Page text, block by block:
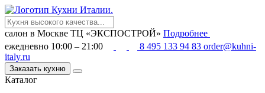
салон в Москве ТЦ «ЭКСПОСТРОЙ» Подробнее
ежедневно 10:00 – 21:00
8 495 133 94 83 order@kuhni-
italy.ru
Заказать кухню
Каталог